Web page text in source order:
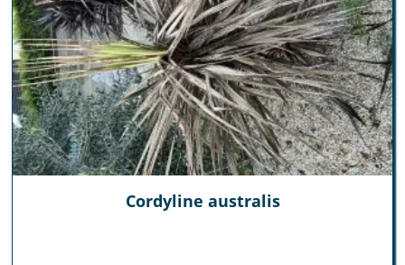
Cordyline australis